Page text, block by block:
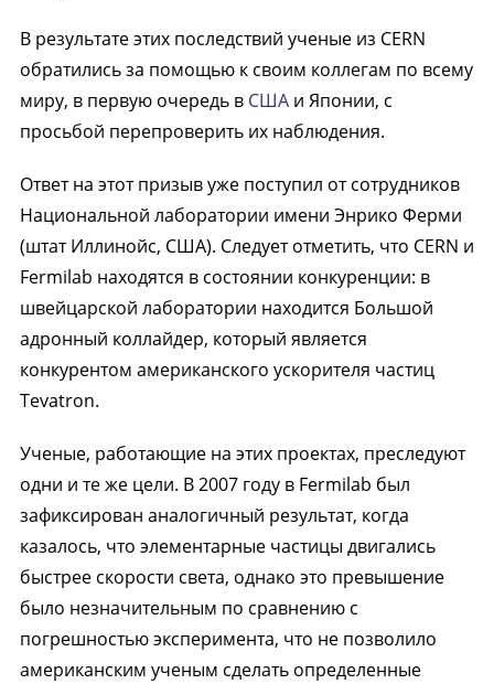
В результате этих последствий ученые из CERN
обратились за помощью к своим коллегам по всему
миру, в первую очередь в СШАи Японии, с
просьбой перепроверить их наблюдения.
Ответ на этот призыв уже поступил от сотрудников
Национальной лаборатории имени Энрико Ферми
(штат Иллинойс, США). Следует отметить, что CERN и
Fermilab находятся в состоянии конкуренции: в
швейцарской лаборатории находится Большой
адронный коллайдер, который является
конкурентом американского ускорителя частиц
Tevatron.
Ученые, работающие на этих проектах, преследуют
одни и те же цели. В 2007 году в Fermilab был
зафиксирован аналогичный результат, когда
казалось, что элементарные частицы двигались
быстрее скорости света, однако это превышение
было незначительным по сравнению с
погрешностью эксперимента, что не позволило
американским ученым сделать определенные